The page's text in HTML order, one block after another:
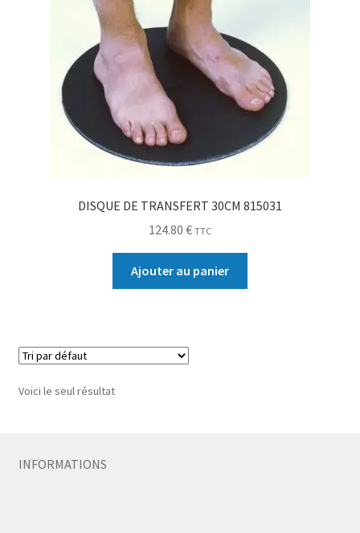
DISQUE DE TRANSFERT 30CM 815031
124.80 € TTC
Ajouter au panier
Voici le seul résultat
INFORMATIONS